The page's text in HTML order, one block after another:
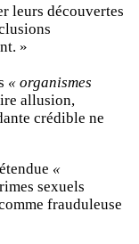
leurs découvertes
»
« organismes
allusion,
crédible ne
«
sexuels
frauduleuse